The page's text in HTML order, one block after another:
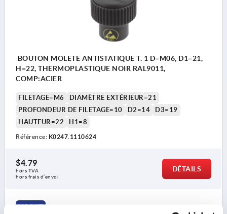
BOUTON MOLETÉ ANTISTATIQUE T. 1 D=M06, D1=21,
H=22, THERMOPLASTIQUE NOIR RAL9011,
COMP:ACIER
FILETAGE=M6
DIAMÈTRE EXTÉRIEUR=21
PROFONDEUR DE FILETAGE=10
D2=14
D3=19
HAUTEUR=22
H1=8
Référence: K0247.1110624
$4.79
hors TVA
hors frais d’envoi
DÉTAILS
K0247